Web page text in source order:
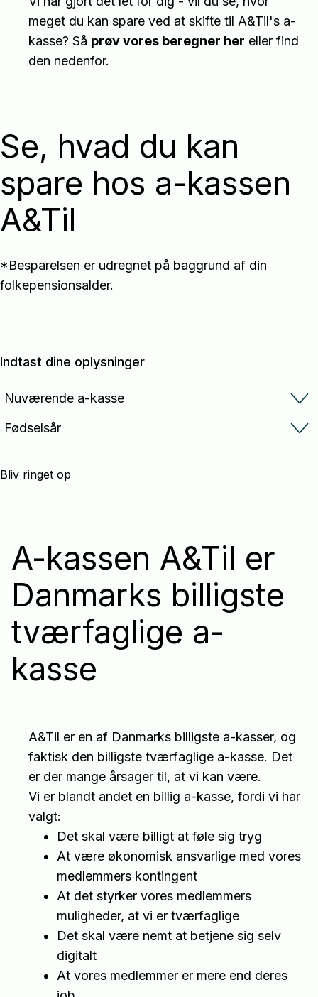
meget du kan spare ved at skifte til A&Til's a-
kasse? Så prøv vores beregner her eller find
den nedenfor.
Se, hvad du kan
spare hos a-kassen
A&Til
*Besparelsen er udregnet på baggrund af din
folkepensionsalder.
Indtast dine oplysninger
Nuværende a-kasse
Fødselsår
Bliv ringet op
A-kassen A&Til er
Danmarks billigste
tværfaglige a-
kasse
A&Til er en af Danmarks billigste a-kasser, og
faktisk den billigste tværfaglige a-kasse. Det
er der mange årsager til, at vi kan være.
Vi er blandt andet en billig a-kasse, fordi vi har
valgt:
Det skal være billigt at føle sig tryg
At være økonomisk ansvarlige med vores
medlemmers kontingent
At det styrker vores medlemmers
muligheder, at vi er tværfaglige
Det skal være nemt at betjene sig selv
digitalt
At vores medlemmer er mere end deres